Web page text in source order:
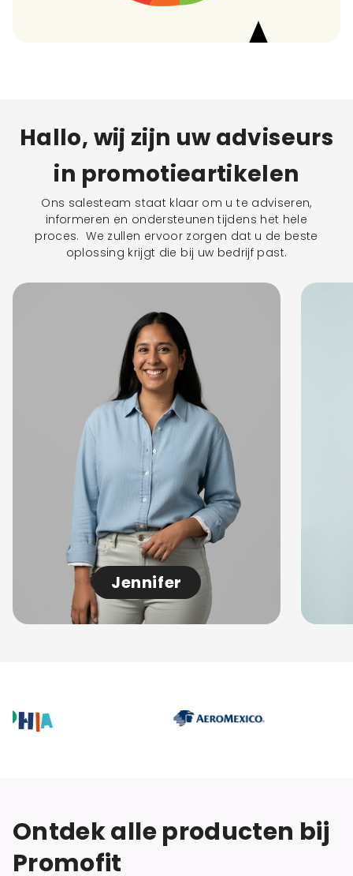
Hallo, wij zijn uw adviseurs
in promotieartikelen
Ons salesteam staat klaar om u te adviseren,
informeren en ondersteunen tijdens het hele
proces. We zullen ervoor zorgen dat u de beste
oplossing krijgt die bij uw bedrijf past.
Jennifer
Ontdek alle producten bij
Promofit